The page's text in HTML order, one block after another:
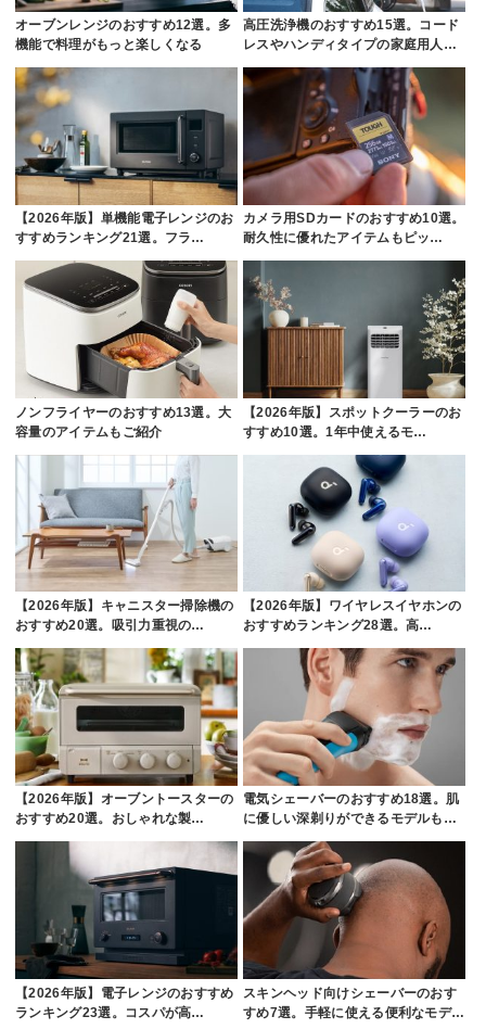
オーブンレンジのおすすめ12選。多
機能で料理がもっと楽しくなる
高圧洗浄機のおすすめ15選。コード
レスやハンディタイプの家庭用人…
【2026年版】単機能電子レンジのお
すすめランキング21選。フラ…
カメラ用SDカードのおすすめ10選。
耐久性に優れたアイテムもピッ…
ノンフライヤーのおすすめ13選。大
容量のアイテムもご紹介
【2026年版】スポットクーラーのお
すすめ10選。1年中使えるモ…
【2026年版】キャニスター掃除機の
おすすめ20選。吸引力重視の…
【2026年版】ワイヤレスイヤホンの
おすすめランキング28選。高…
【2026年版】オーブントースターの
おすすめ20選。おしゃれな製…
電気シェーバーのおすすめ18選。肌
に優しい深剃りができるモデルも…
【2026年版】電子レンジのおすすめ
ランキング23選。コスパが高…
スキンヘッド向けシェーバーのおす
すめ7選。手軽に使える便利なモデ…